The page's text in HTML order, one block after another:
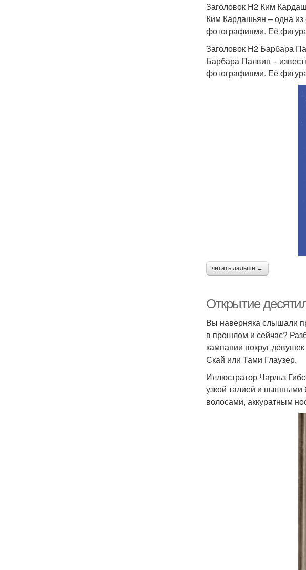
Заголовок H2 Ким
Ким Кардашьян – одна из
фотографиями. Её
Заголовок H2 Барбара
Барбара Палвин –
фотографиями. Её
читать дальше →
Открытие
Вы наверняка слышали
в прошлом и сейчас?
кампании вокруг
Скай или Тами Глаузер.
Иллюстратор Чарльз
узкой талией и пышными
волосами, аккуратным